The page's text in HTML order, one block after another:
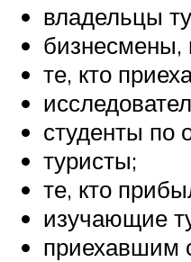
владельцы
бизнесмены,
те, кто
студенты по
туристы;
те, кто
изучающие
приехавшим